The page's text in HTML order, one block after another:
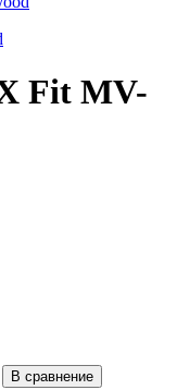
Fit MV-
В сравнение